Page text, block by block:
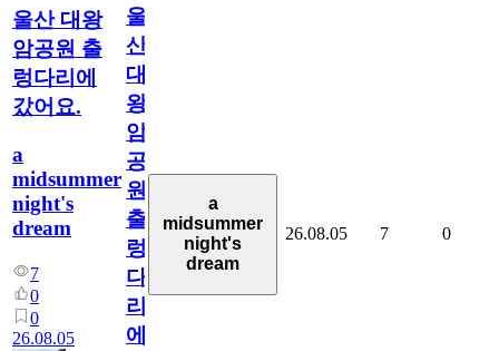
울산 대왕
암공원 출
렁다리에
갔어요.
a
midsummer
night's
dream
7
0
0
26.08.05
울
산
대
왕
암
공
원
출
렁
다
리
에
a
midsummer
night's
dream
26.08.05 7 0